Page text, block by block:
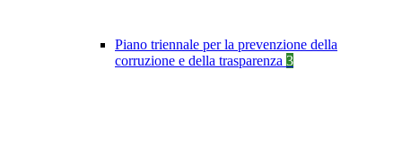
Piano triennale per la prevenzione della
corruzione e della trasparenza 3